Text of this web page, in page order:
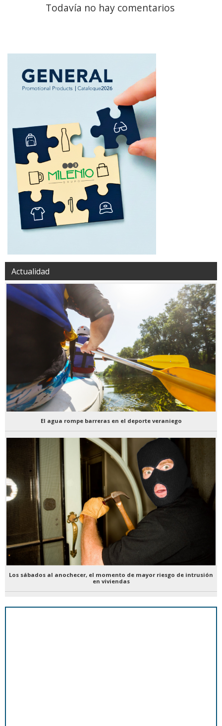
Todavía no hay comentarios
Actualidad
El agua rompe barreras en el deporte veraniego
Los sábados al anochecer, el momento de mayor riesgo de intrusión
en viviendas